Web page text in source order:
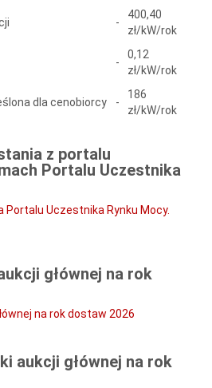
-
400,40
zł/kW/rok
-
0,12
zł/kW/rok
dla cenobiorcy -
186
zł/kW/rok
z portalu
Portalu Uczestnika
Portalu Uczestnika Rynku Mocy.
głównej na rok
na rok dostaw 2026
aukcji głównej na rok